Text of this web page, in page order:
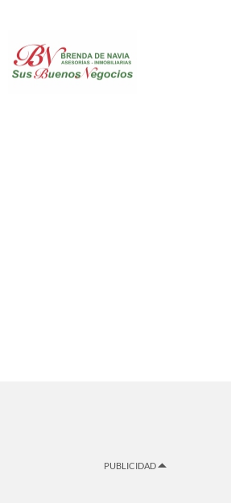
PUBLICIDAD